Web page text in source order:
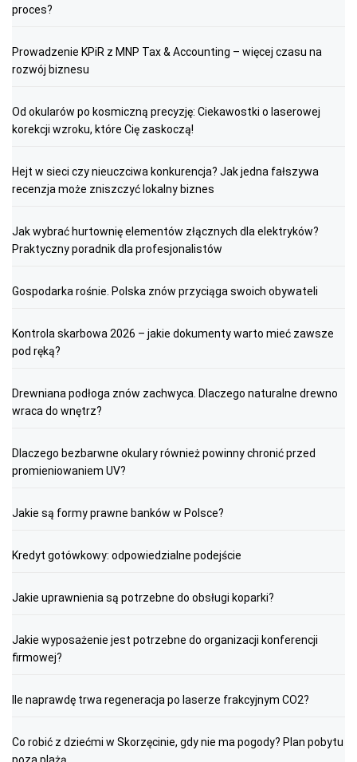
proces?
Prowadzenie KPiR z MNP Tax & Accounting – więcej czasu na
rozwój biznesu
Od okularów po kosmiczną precyzję: Ciekawostki o laserowej
korekcji wzroku, które Cię zaskoczą!
Hejt w sieci czy nieuczciwa konkurencja? Jak jedna fałszywa
recenzja może zniszczyć lokalny biznes
Jak wybrać hurtownię elementów złącznych dla elektryków?
Praktyczny poradnik dla profesjonalistów
Gospodarka rośnie. Polska znów przyciąga swoich obywateli
Kontrola skarbowa 2026 – jakie dokumenty warto mieć zawsze
pod ręką?
Drewniana podłoga znów zachwyca. Dlaczego naturalne drewno
wraca do wnętrz?
Dlaczego bezbarwne okulary również powinny chronić przed
promieniowaniem UV?
Jakie są formy prawne banków w Polsce?
Kredyt gotówkowy: odpowiedzialne podejście
Jakie uprawnienia są potrzebne do obsługi koparki?
Jakie wyposażenie jest potrzebne do organizacji konferencji
firmowej?
Ile naprawdę trwa regeneracja po laserze frakcyjnym CO2?
Co robić z dziećmi w Skorzęcinie, gdy nie ma pogody? Plan pobytu